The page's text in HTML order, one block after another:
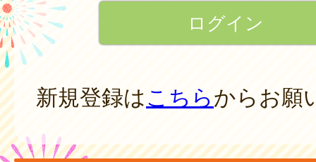
新規登録はこちらからお願